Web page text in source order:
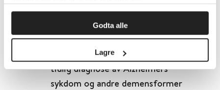
Godta alle
Lagre
18F PET med flutemetamol for
tidlig diagnose av Alzheimers
sykdom og andre demensformer